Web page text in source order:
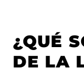
¿QUÉ
DE LA